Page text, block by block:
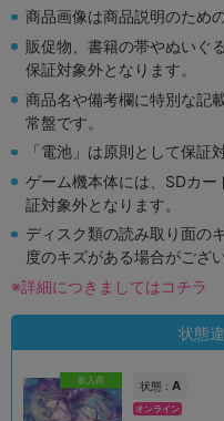
商品画像は商品説明のため
販促物、書籍の帯やぬいぐ
保証対象外となります。
商品名や備考欄に特別な記
常盤です。
「電池」は原則として保証
ゲーム機本体には、SDカ
証対象外となります。
ディスク類の読み取り面の
度のキズがある場合がござい
※詳細につきましてはコチラ
状態
新入荷 状態 : A
オンライン